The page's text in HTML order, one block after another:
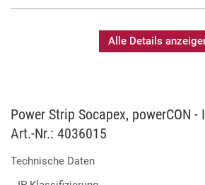
Alle Details
Power Strip Socapex, powerCON -
Art.-Nr.: 4036015
Technische Daten